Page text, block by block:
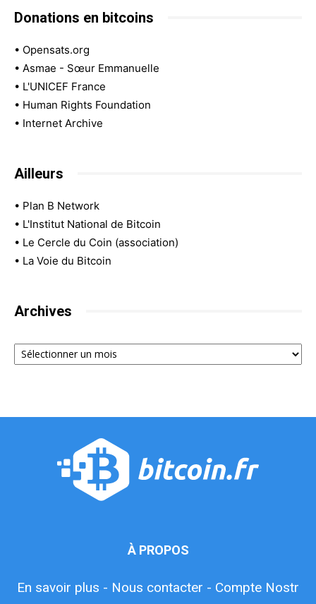
Donations en bitcoins
• Opensats.org
• Asmae - Sœur Emmanuelle
• L'UNICEF France
• Human Rights Foundation
• Internet Archive
Ailleurs
• Plan B Network
• L'Institut National de Bitcoin
• Le Cercle du Coin (association)
• La Voie du Bitcoin
Archives
Archives
À PROPOS
En savoir plus - Nous contacter - Compte Nostr